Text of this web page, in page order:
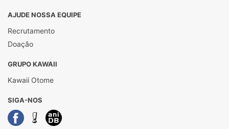
AJUDE NOSSA EQUIPE
Recrutamento
Doação
GRUPO KAWAII
Kawaii Otome
SIGA-NOS